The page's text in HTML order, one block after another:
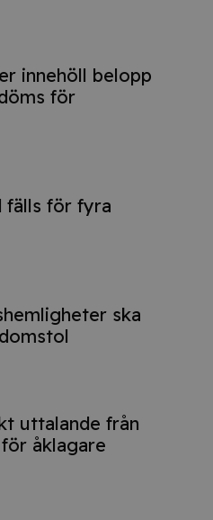
innehöll belopp
för
fälls för fyra
ska
uttalande från
åklagare